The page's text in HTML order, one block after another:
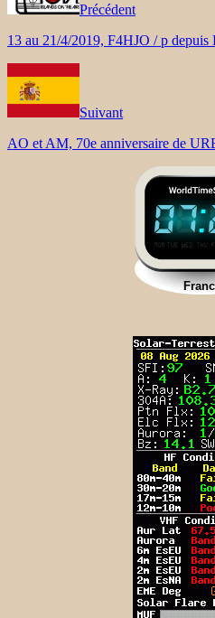
Précédent
13 au 21/4/2019, F4HJO / p
Suivant
AO et AM, 70e anniversaire de